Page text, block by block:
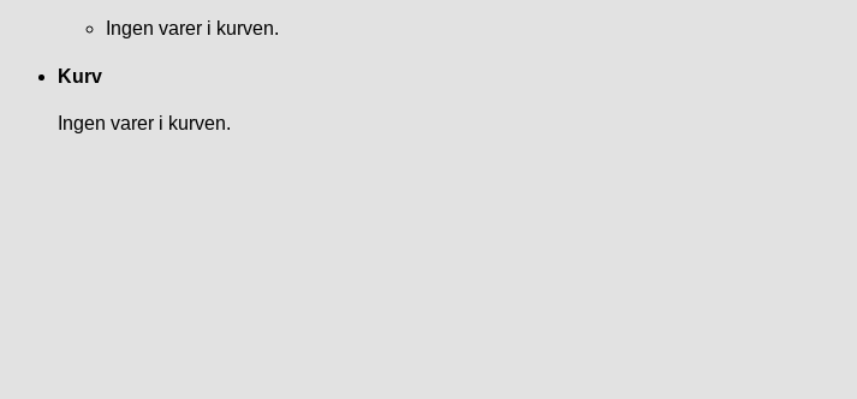
Ingen varer i kurven.
Kurv
Ingen varer i kurven.